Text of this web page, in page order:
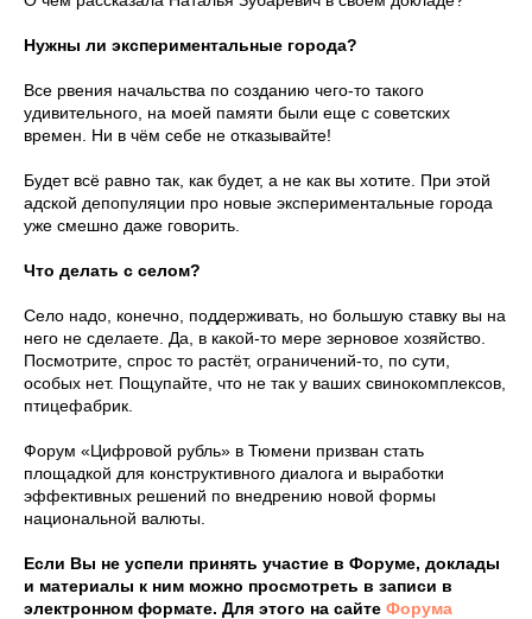
Нужны ли экспериментальные города?
Все рвения начальства по созданию чего-то такого
удивительного, на моей памяти были еще с советских
времен. Ни в чём себе не отказывайте!
Будет всё равно так, как будет, а не как вы хотите. При этой
адской депопуляции про новые экспериментальные города
уже смешно даже говорить.
Что делать с селом?
Село надо, конечно, поддерживать, но большую ставку вы на
него не сделаете. Да, в какой-то мере зерновое хозяйство.
Посмотрите, спрос то растёт, ограничений-то, по сути,
особых нет. Пощупайте, что не так у ваших свинокомплексов,
птицефабрик.
Форум «Цифровой рубль» в Тюмени призван стать
площадкой для конструктивного диалога и выработки
эффективных решений по внедрению новой формы
национальной валюты.
Если Вы не успели принять участие в Форуме, доклады
и материалы к ним можно просмотреть в записи в
электронном формате. Для этого на сайте Форума